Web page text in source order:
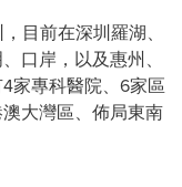
目前在深圳羅湖、
口岸，以及惠州、
家專科醫院、6家區
大灣區、佈局東南